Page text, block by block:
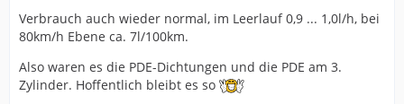
Verbrauch auch wieder normal, im Leerlauf 0,9 ... 1,0l/h, bei
80km/h Ebene ca. 7l/100km.
Also waren es die PDE-Dichtungen und die PDE am 3.
Zylinder. Hoffentlich bleibt es so